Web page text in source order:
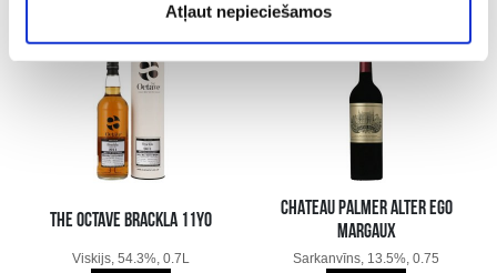
Atļaut nepieciešamos
THE OCTAVE BRACKLA 11YO
Viskijs, 54.3%, 0.7L
CHATEAU PALMER ALTER EGO
MARGAUX
Sarkanvīns, 13.5%, 0.75